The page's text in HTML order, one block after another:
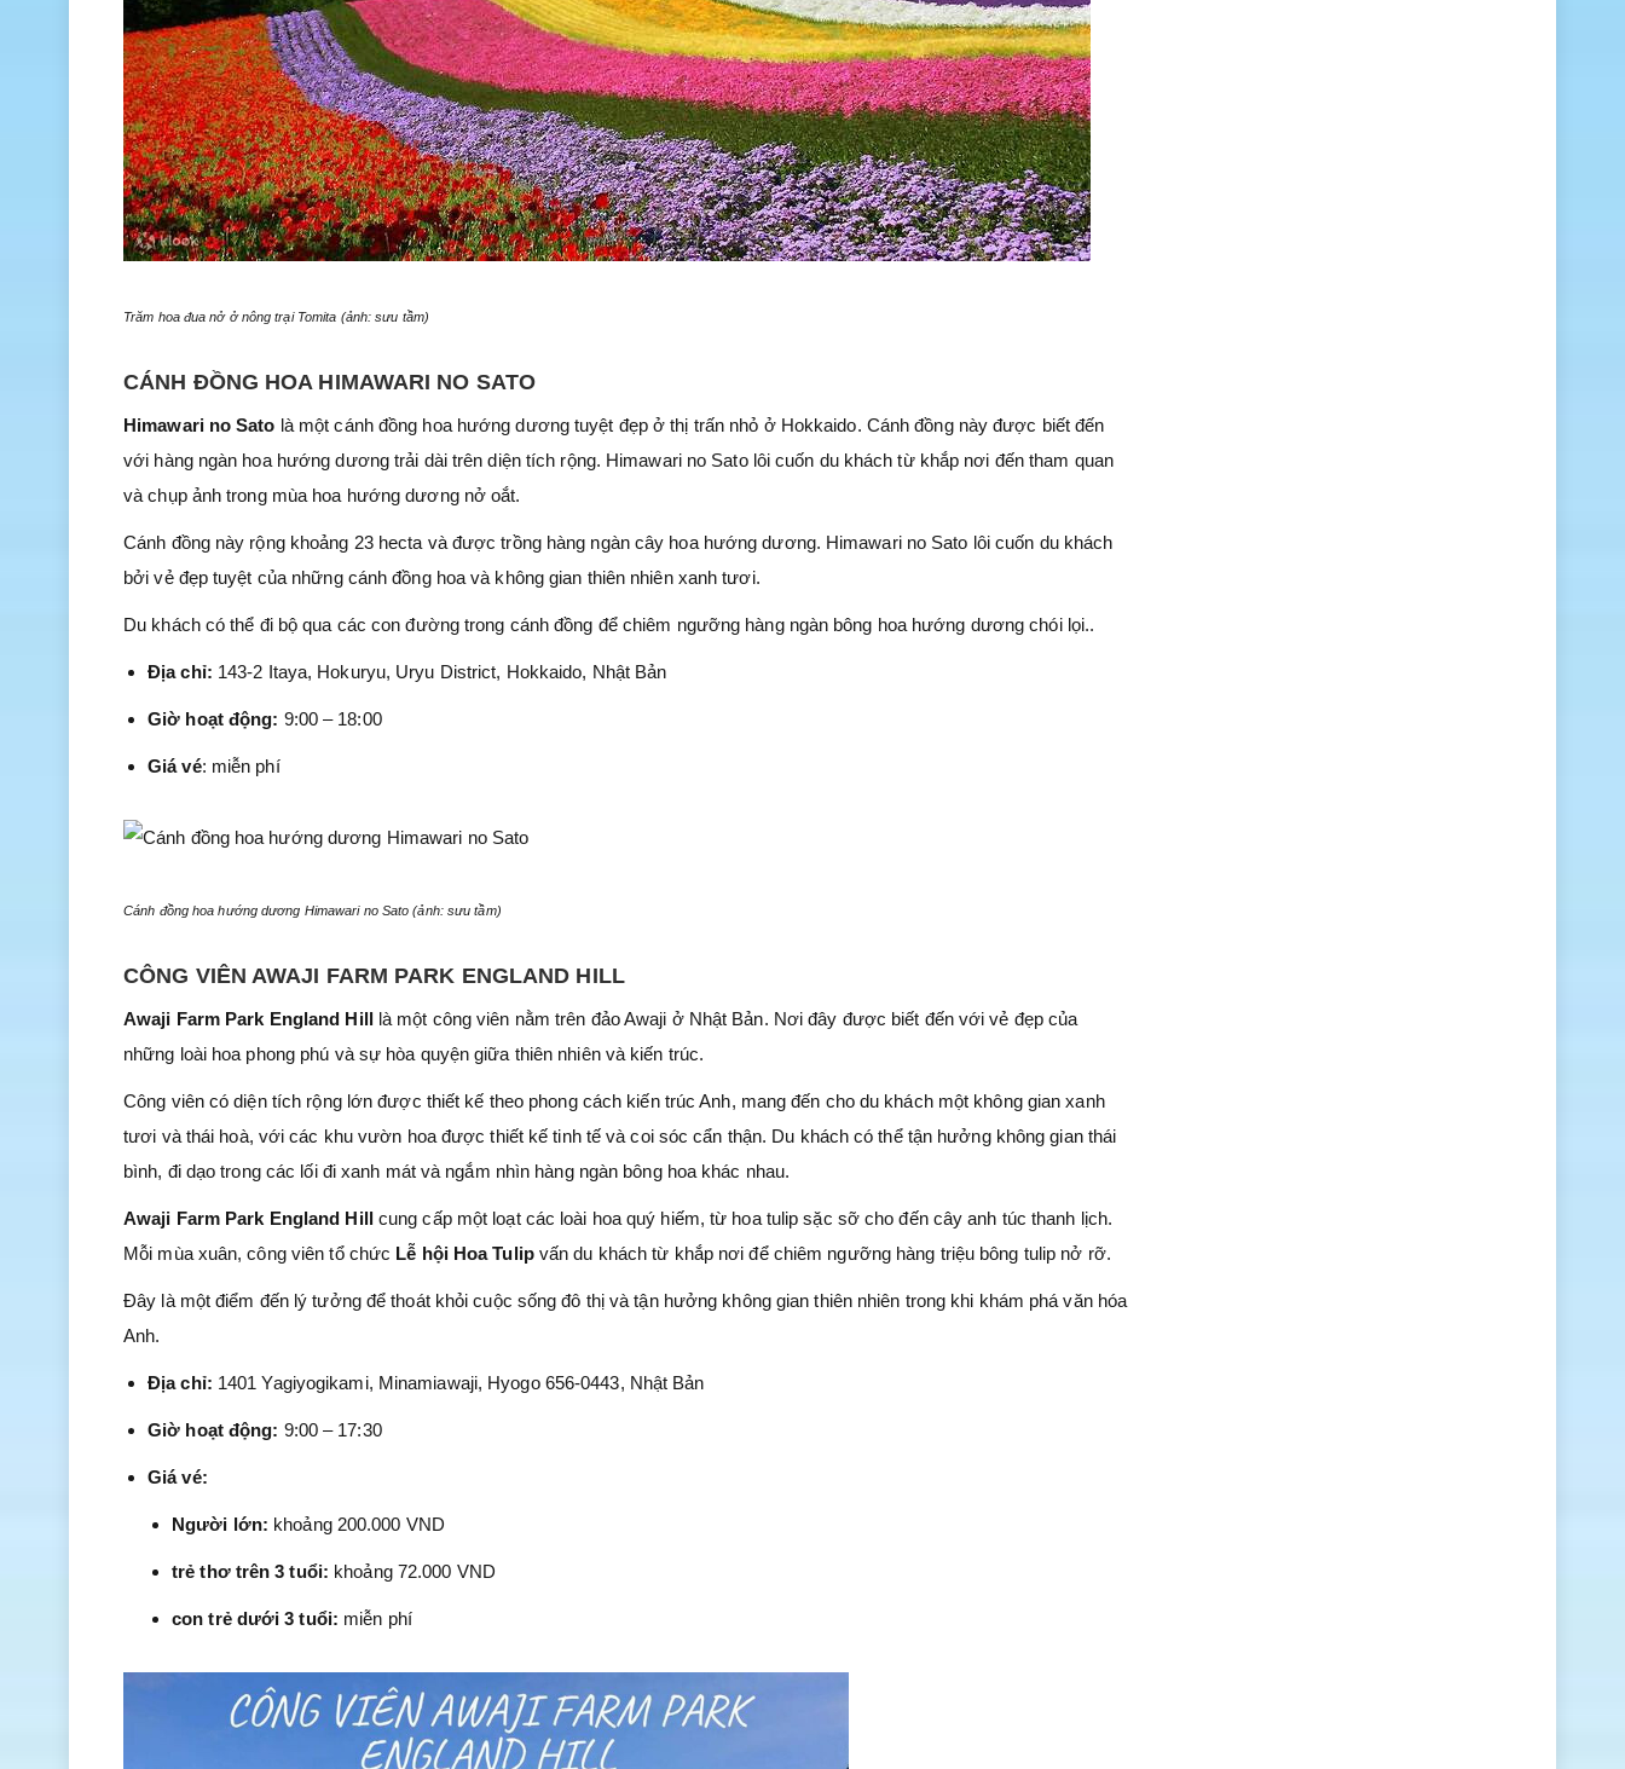
Trăm hoa đua nở ở nông trại Tomita (ảnh: sưu tầm)
CÁNH ĐỒNG HOA HIMAWARI NO SATO
Himawari no Sato là một cánh đồng hoa hướng dương tuyệt đẹp ở thị trấn nhỏ ở Hokkaido. Cánh đồng này được biết đến
với hàng ngàn hoa hướng dương trải dài trên diện tích rộng. Himawari no Sato lôi cuốn du khách từ khắp nơi đến tham quan
và chụp ảnh trong mùa hoa hướng dương nở oắt.
Cánh đồng này rộng khoảng 23 hecta và được trồng hàng ngàn cây hoa hướng dương. Himawari no Sato lôi cuốn du khách
bởi vẻ đẹp tuyệt của những cánh đồng hoa và không gian thiên nhiên xanh tươi.
Du khách có thể đi bộ qua các con đường trong cánh đồng để chiêm ngưỡng hàng ngàn bông hoa hướng dương chói lọi..
Địa chỉ: 143-2 Itaya, Hokuryu, Uryu District, Hokkaido, Nhật Bản
Giờ hoạt động: 9:00 – 18:00
Giá vé: miễn phí
Cánh đồng hoa hướng dương Himawari no Sato (ảnh: sưu tầm)
CÔNG VIÊN AWAJI FARM PARK ENGLAND HILL
Awaji Farm Park England Hill là một công viên nằm trên đảo Awaji ở Nhật Bản. Nơi đây được biết đến với vẻ đẹp của
những loài hoa phong phú và sự hòa quyện giữa thiên nhiên và kiến trúc.
Công viên có diện tích rộng lớn được thiết kế theo phong cách kiến trúc Anh, mang đến cho du khách một không gian xanh
tươi và thái hoà, với các khu vườn hoa được thiết kế tinh tế và coi sóc cẩn thận. Du khách có thể tận hưởng không gian thái
bình, đi dạo trong các lối đi xanh mát và ngắm nhìn hàng ngàn bông hoa khác nhau.
Awaji Farm Park England Hill cung cấp một loạt các loài hoa quý hiếm, từ hoa tulip sặc sỡ cho đến cây anh túc thanh lịch.
Mỗi mùa xuân, công viên tổ chức Lễ hội Hoa Tulip vấn du khách từ khắp nơi để chiêm ngưỡng hàng triệu bông tulip nở rỡ.
Đây là một điểm đến lý tưởng để thoát khỏi cuộc sống đô thị và tận hưởng không gian thiên nhiên trong khi khám phá văn hóa
Anh.
Địa chỉ: 1401 Yagiyogikami, Minamiawaji, Hyogo 656-0443, Nhật Bản
Giờ hoạt động: 9:00 – 17:30
Giá vé:
Người lớn: khoảng 200.000 VND
trẻ thơ trên 3 tuổi: khoảng 72.000 VND
con trẻ dưới 3 tuổi: miễn phí